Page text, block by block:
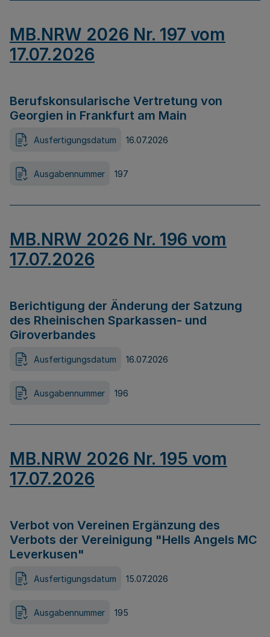
MB.NRW 2026 Nr. 197 vom
17.07.2026
Berufskonsularische Vertretung von
Georgien in Frankfurt am Main
Ausfertigungsdatum 16.07.2026
Ausgabennummer 197
MB.NRW 2026 Nr. 196 vom
17.07.2026
Berichtigung der Änderung der Satzung
des Rheinischen Sparkassen- und
Giroverbandes
Ausfertigungsdatum 16.07.2026
Ausgabennummer 196
MB.NRW 2026 Nr. 195 vom
17.07.2026
Verbot von Vereinen Ergänzung des
Verbots der Vereinigung "Hells Angels MC
Leverkusen"
Ausfertigungsdatum 15.07.2026
Ausgabennummer 195